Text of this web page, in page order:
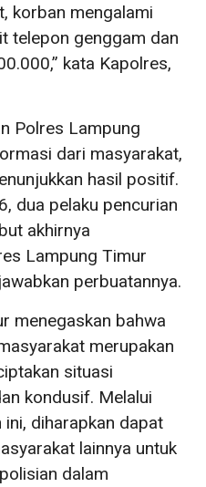
korban mengalami
telepon genggam dan
kata Kapolres,
Polres Lampung
dari masyarakat,
hasil positif.
dua pelaku pencurian
akhirnya
Lampung Timur
perbuatannya.
menegaskan bahwa
merupakan
situasi
kondusif. Melalui
diharapkan dapat
lainnya untuk
dalam